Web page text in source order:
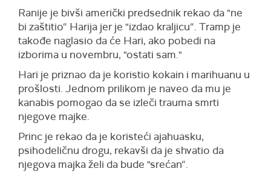
Ranije je bivši američki predsednik rekao da "ne
bi zaštitio“ Harija jer je "izdao kraljicu“. Tramp je
takođe naglasio da će Hari, ako pobedi na
izborima u novembru, "ostati sam."
Hari je priznao da je koristio kokain i marihuanu u
prošlosti. Jednom prilikom je naveo da mu je
kanabis pomogao da se izleči trauma smrti
njegove majke.
Princ je rekao da je koristeći ajahuasku,
psihodeličnu drogu, rekavši da je shvatio da
njegova majka želi da bude "srećan“.